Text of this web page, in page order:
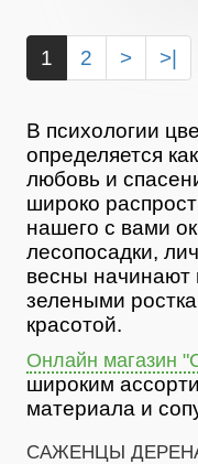
1 2 > >|
В психологии
определяется
любовь и
широко
нашего с вами
лесопосадки,
весны начинают
зелеными
красотой.
Онлайн магазин
широким
материала и
САЖЕНЦЫ